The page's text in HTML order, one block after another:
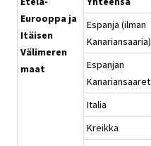
Eurooppa ja
Itäisen
Välimeren
maat
Espanja (ilman
Kanariansaaria)
Espanjan
Kanariansaaret
Italia
Kreikka